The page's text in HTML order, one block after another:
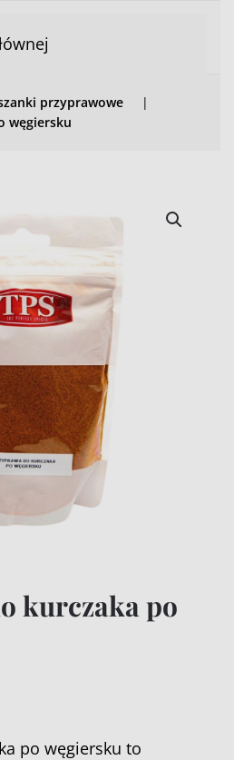
przyprawowe
węgiersku
kurczaka po
po węgiersku to